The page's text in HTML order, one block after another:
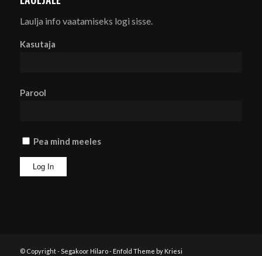
Laulja info vaatamiseks logi sisse.
Kasutaja
Parool
Pea mind meeles
© Copyright -Segakoor Hilaro- Enfold Theme by Kriesi